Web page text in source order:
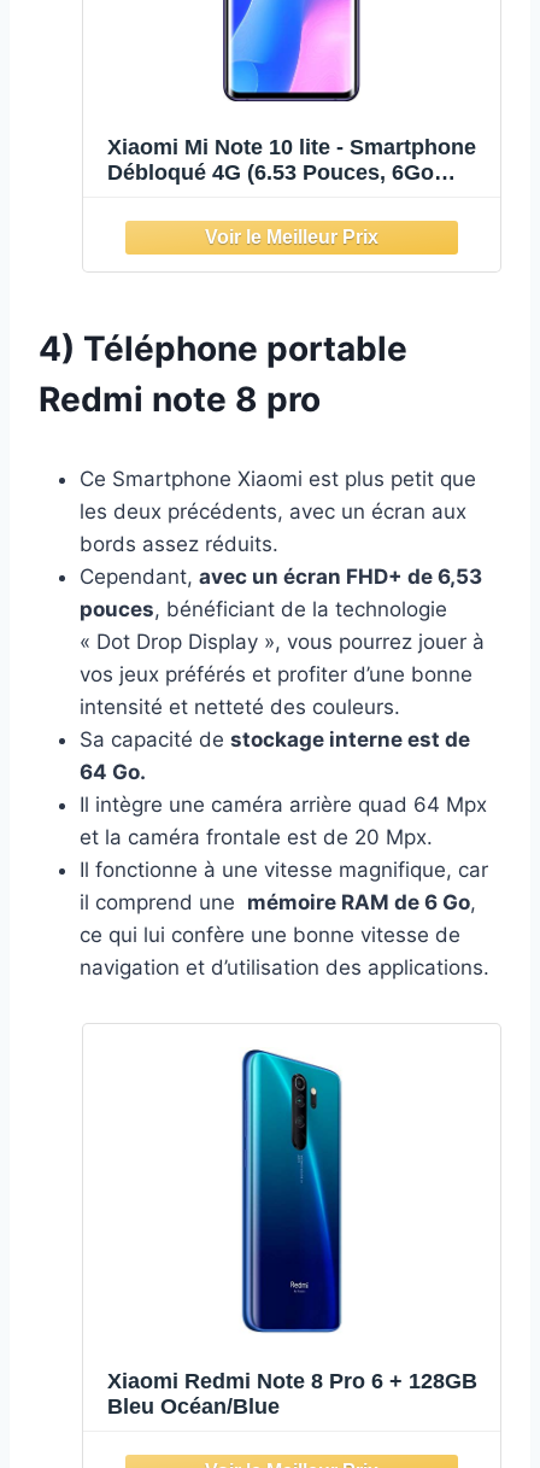
Xiaomi Mi Note 10 lite - Smartphone
Débloqué 4G (6.53 Pouces, 6Go
Violet - Version Française -
[Exclusivité Amazon]
4) Téléphone portable
Redmi note 8 pro
Ce Smartphone Xiaomi est plus petit que
les deux précédents, avec un écran aux
bords assez réduits.
Cependant, avec un écran FHD+ de 6,53
pouces, bénéficiant de la technologie
« Dot Drop Display », vous pourrez jouer à
vos jeux préférés et profiter d’une bonne
intensité et netteté des couleurs.
Sa capacité de stockage interne est de
64 Go.
Il intègre une caméra arrière quad 64 Mpx
et la caméra frontale est de 20 Mpx.
Il fonctionne à une vitesse magnifique, car
il comprend une mémoire RAM de 6 Go,
ce qui lui confère une bonne vitesse de
navigation et d’utilisation des applications.
Xiaomi Redmi Note 8 Pro 6 + 128GB
Bleu Océan/Blue